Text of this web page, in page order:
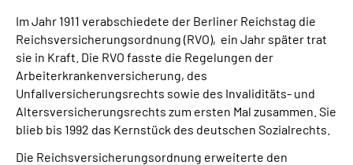
Im Jahr 1911 verabschiedete der Berliner Reichstag die
Reichsversicherungsordnung (RVO), ein Jahr später trat
sie in Kraft. Die RVO fasste die Regelungen der
Arbeiterkrankenversicherung, des
Unfallversicherungsrechts sowie des Invaliditäts- und
Altersversicherungsrechts zum ersten Mal zusammen. Sie
blieb bis 1992 das Kernstück des deutschen Sozialrechts.
Die Reichsversicherungsordnung erweiterte den